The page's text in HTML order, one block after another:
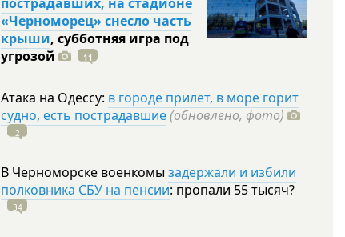
«Черноморец» снесло часть
крыши, субботняя игра под
угрозой
11
Атака на Одессу: в городе прилет, в море горит
судно, есть пострадавшие(обновлено, фото)
2
В Черноморске военкомы задержали и избили
полковника СБУ на пенсии: пропали 55тысяч?
34